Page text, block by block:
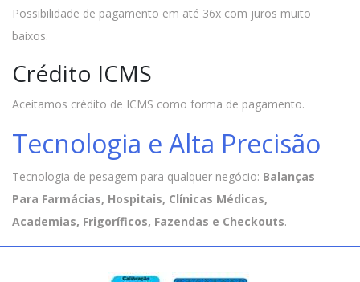
Possibilidade de pagamento em até 36x com juros muito
baixos.
Crédito ICMS
Aceitamos crédito de ICMS como forma de pagamento.
Tecnologia e Alta Precisão
Tecnologia de pesagem para qualquer negócio: Balanças
Para Farmácias, Hospitais, Clínicas Médicas,
Academias, Frigoríficos, Fazendas e Checkouts.